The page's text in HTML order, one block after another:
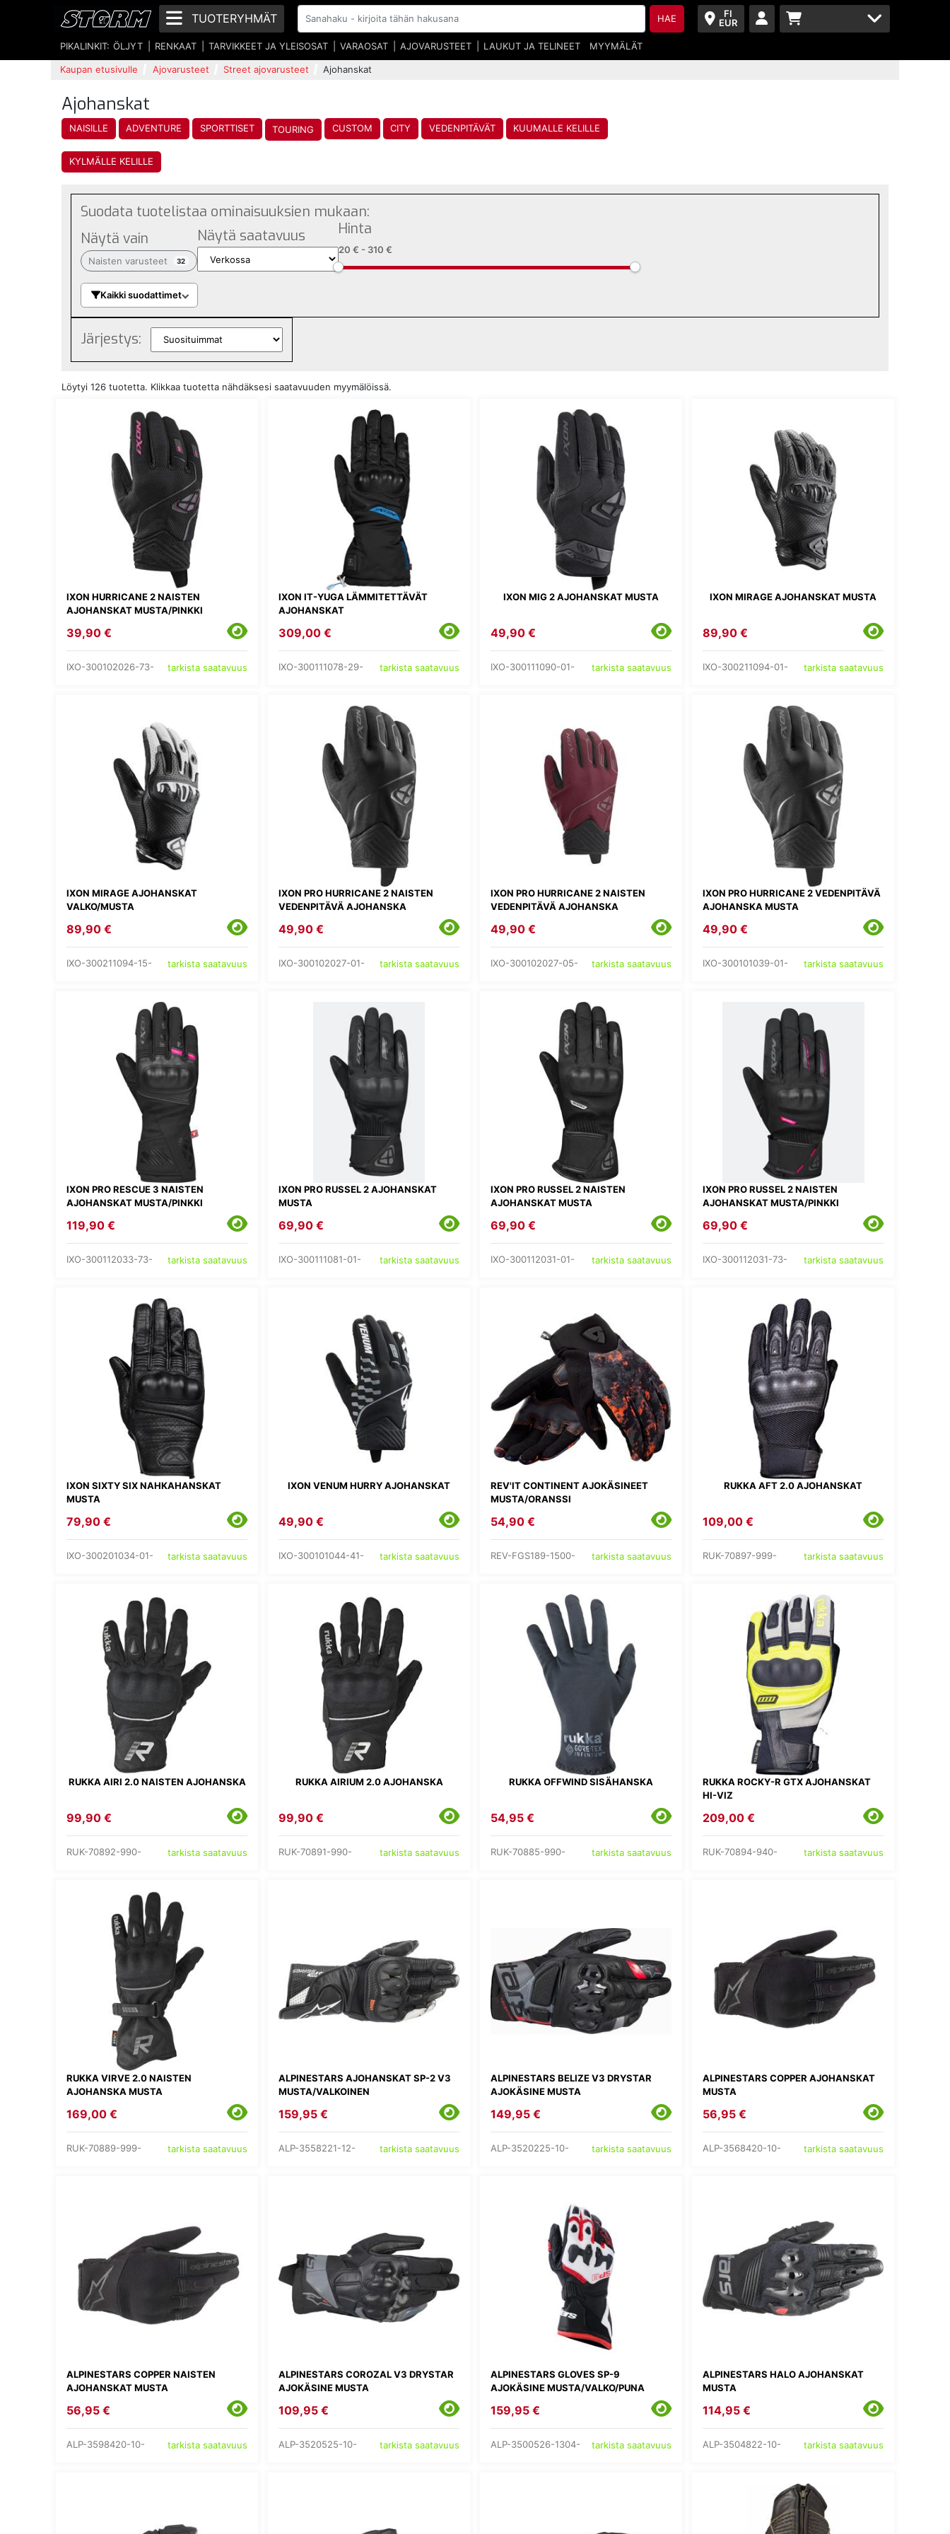
FI
EUR
TUOTERYHMÄT HAE
PIKALINKIT: ÖLJYT RENKAAT TARVIKKEET JA YLEISOSAT VARAOSAT AJOVARUSTEET LAUKUT JA TELINEET MYYMÄLÄT
Kaupan etusivulle Ajovarusteet Street ajovarusteet Ajohanskat
Ajohanskat
NAISILLE ADVENTURE SPORTTISET TOURING CUSTOM CITY VEDENPITÄVÄT KUUMALLE KELILLE
KYLMÄLLE KELILLE
Suodata tuotelistaa ominaisuuksien mukaan:
Näytä vain
Naisten varusteet 32
Näytä saatavuus Hinta
20 € - 310 €
Kaikki suodattimet
Järjestys:
Löytyi 126 tuotetta. Klikkaa tuotetta nähdäksesi saatavuuden myymälöissä.
IXON HURRICANE 2 NAISTEN
AJOHANSKAT MUSTA/PINKKI
39,90 €
IXO-300102026-73- tarkista saatavuus
IXON IT-YUGA LÄMMITETTÄVÄT
AJOHANSKAT
309,00 €
IXO-300111078-29- tarkista saatavuus
IXON MIG 2 AJOHANSKAT MUSTA
49,90 €
IXO-300111090-01- tarkista saatavuus
IXON MIRAGE AJOHANSKAT MUSTA
89,90 €
IXO-300211094-01- tarkista saatavuus
IXON MIRAGE AJOHANSKAT
VALKO/MUSTA
89,90 €
IXO-300211094-15- tarkista saatavuus
IXON PRO HURRICANE 2 NAISTEN
VEDENPITÄVÄ AJOHANSKA
49,90 €
IXO-300102027-01- tarkista saatavuus
IXON PRO HURRICANE 2 NAISTEN
VEDENPITÄVÄ AJOHANSKA
49,90 €
IXO-300102027-05- tarkista saatavuus
IXON PRO HURRICANE 2 VEDENPITÄVÄ
AJOHANSKA MUSTA
49,90 €
IXO-300101039-01- tarkista saatavuus
IXON PRO RESCUE 3 NAISTEN
AJOHANSKAT MUSTA/PINKKI
119,90 €
IXO-300112033-73- tarkista saatavuus
IXON PRO RUSSEL 2 AJOHANSKAT
MUSTA
69,90 €
IXO-300111081-01- tarkista saatavuus
IXON PRO RUSSEL 2 NAISTEN
AJOHANSKAT MUSTA
69,90 €
IXO-300112031-01- tarkista saatavuus
IXON PRO RUSSEL 2 NAISTEN
AJOHANSKAT MUSTA/PINKKI
69,90 €
IXO-300112031-73- tarkista saatavuus
IXON SIXTY SIX NAHKAHANSKAT
MUSTA
79,90 €
IXO-300201034-01- tarkista saatavuus
IXON VENUM HURRY AJOHANSKAT
49,90 €
IXO-300101044-41- tarkista saatavuus
REV'IT CONTINENT AJOKÄSINEET
MUSTA/ORANSSI
54,90 €
REV-FGS189-1500- tarkista saatavuus
RUKKA AFT 2.0 AJOHANSKAT
109,00 €
RUK-70897-999- tarkista saatavuus
RUKKA AIRI 2.0 NAISTEN AJOHANSKA
99,90 €
RUK-70892-990- tarkista saatavuus
RUKKA AIRIUM 2.0 AJOHANSKA
99,90 €
RUK-70891-990- tarkista saatavuus
RUKKA OFFWIND SISÄHANSKA
54,95 €
RUK-70885-990- tarkista saatavuus
RUKKA ROCKY-R GTX AJOHANSKAT
HI-VIZ
209,00 €
RUK-70894-940- tarkista saatavuus
RUKKA VIRVE 2.0 NAISTEN
AJOHANSKA MUSTA
169,00 €
RUK-70889-999- tarkista saatavuus
ALPINESTARS AJOHANSKAT SP-2 V3
MUSTA/VALKOINEN
159,95 €
ALP-3558221-12- tarkista saatavuus
ALPINESTARS BELIZE V3 DRYSTAR
AJOKÄSINE MUSTA
149,95 €
ALP-3520225-10- tarkista saatavuus
ALPINESTARS COPPER AJOHANSKAT
MUSTA
56,95 €
ALP-3568420-10- tarkista saatavuus
ALPINESTARS COPPER NAISTEN
AJOHANSKAT MUSTA
56,95 €
ALP-3598420-10- tarkista saatavuus
ALPINESTARS COROZAL V3 DRYSTAR
AJOKÄSINE MUSTA
109,95 €
ALP-3520525-10- tarkista saatavuus
ALPINESTARS GLOVES SP-9
AJOKÄSINE MUSTA/VALKO/PUNA
159,95 €
ALP-3500526-1304- tarkista saatavuus
ALPINESTARS HALO AJOHANSKAT
MUSTA
114,95 €
ALP-3504822-10- tarkista saatavuus